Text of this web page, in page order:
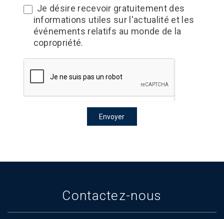
Je désire recevoir gratuitement des
informations utiles sur l'actualité et les
événements relatifs au monde de la
copropriété.
Envoyer
Contactez-nous